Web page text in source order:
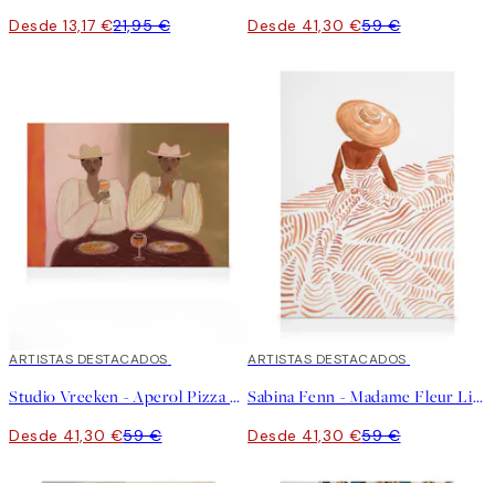
Desde 13,17 €21,95 € Desde 41,30 €59 €
30%*
ARTISTAS DESTACADOS
Studio Vreeken - Aperol Pizza Party Lienzo
Desde 41,30 €59 €
30%*
ARTISTAS DESTACADOS
Sabina Fenn - Madame Fleur Lienzo
Desde 41,30 €59 €